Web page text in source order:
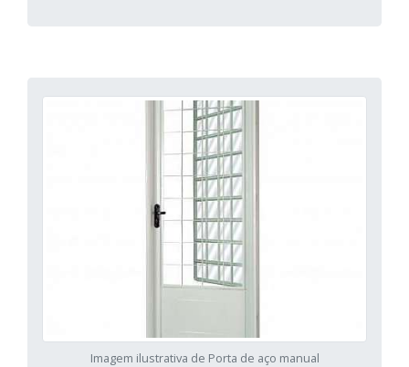
Imagem ilustrativa de Porta de aço manual